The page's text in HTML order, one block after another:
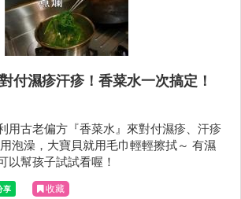
付濕疹汗疹！香菜水一次搞定！
用古老偏方『香菜水』來對付濕疹、汗疹
泡澡，大寶貝就用毛巾輕輕擦拭～ 有濕
以幫孩子試試看喔！
收藏